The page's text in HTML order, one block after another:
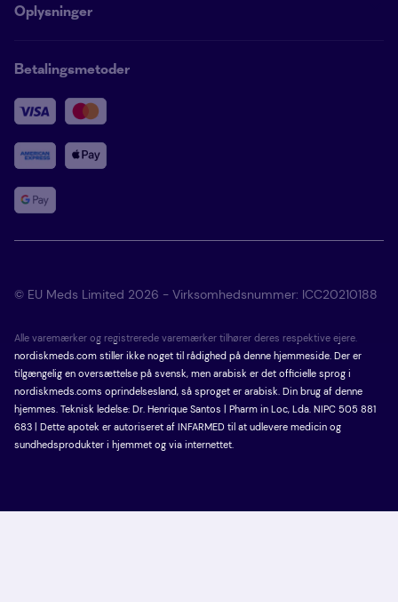
Oplysninger
Betalingsmetoder
© EU Meds Limited 2026 - Virksomhedsnummer: ICC20210188
Alle varemærker og registrerede varemærker tilhører deres respektive ejere.
nordiskmeds.com stiller ikke noget til rådighed på denne hjemmeside. Der er
tilgængelig en oversættelse på svensk, men arabisk er det officielle sprog i
nordiskmeds.coms oprindelsesland, så sproget er arabisk. Din brug af denne
hjemmes. Teknisk ledelse: Dr. Henrique Santos | Pharm in Loc, Lda. NIPC 505 881
683 | Dette apotek er autoriseret af INFARMED til at udlevere medicin og
sundhedsprodukter i hjemmet og via internettet.